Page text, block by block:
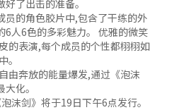
了出击的准备。
员的角色胶片中,包含了干练的外
6人6色的多彩魅力。 优雅的微笑
的表演,每个成员的个性都栩栩如
。
由奔放的能量爆发,通过《泡沫
化。
沫剑》将于19日下午6点发行。